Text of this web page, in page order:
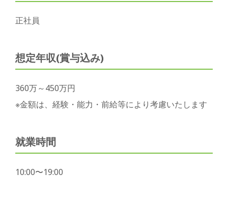
正社員
想定年収(賞与込み)
360万～450万円
※金額は、経験・能力・前給等により考慮いたします
就業時間
10:00〜19:00